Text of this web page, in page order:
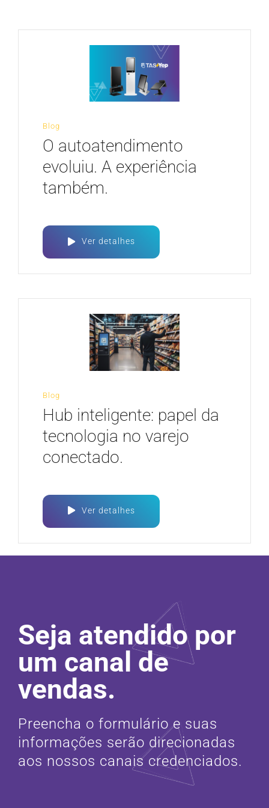
Blog
O autoatendimento
evoluiu. A experiência
também.
Ver detalhes
Blog
Hub inteligente: papel da
tecnologia no varejo
conectado.
Ver detalhes
Seja atendido por
um canal de
vendas.
Preencha o formulário e suas
informações serão direcionadas
aos nossos canais credenciados.